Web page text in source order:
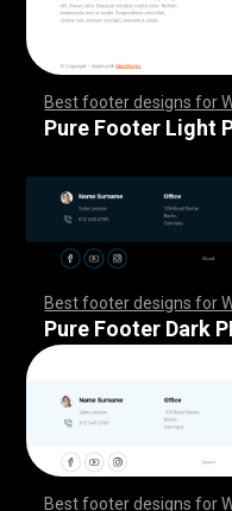
Best footer designs for
,,,,,,,,,,,,,,,,,,,,,,,,,,
,,,,,,,,,,,,,,,,,,,,,,,,,,
,,,,,,,,
Pure Footer Light
Best footer designs for
,,,,,,,,,,,,,,,,,,,,,,,,,,
,,,,,,,,,,,,,,,,,,,,,,,,,,
,,,,,,,,
Pure Footer Dark
Best footer designs for